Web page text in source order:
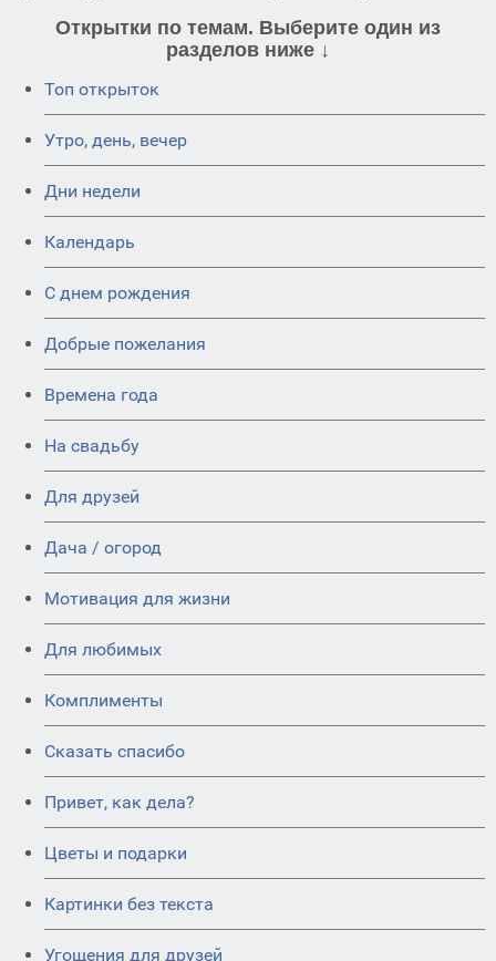
Открытки по темам. Выберите один из
разделов ниже ↓
Топ открыток
Утро, день, вечер
Дни недели
Календарь
C днем рождения
Добрые пожелания
Времена года
На свадьбу
Для друзей
Дача / огород
Мотивация для жизни
Для любимых
Комплименты
Сказать спасибо
Привет, как дела?
Цветы и подарки
Картинки без текста
Угощения для друзей